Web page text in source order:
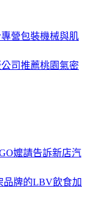
營包裝機械與肌
司推薦桃園氣密
嬤請告訴新店汽
品牌的LBV飲食加